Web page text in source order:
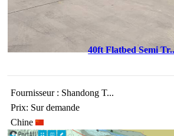
40ft Flatbed Semi
Fournisseur : Shandong T...
Prix: Sur demande
Chine